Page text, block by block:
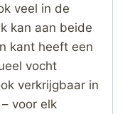
veel in de
kan aan beide
kant heeft een
vocht
verkrijgbaar in
voor elk